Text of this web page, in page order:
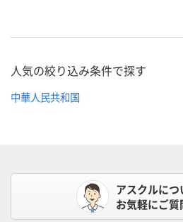
人気の絞り込み条件で探す
中華人民共和国
アスクルにつ
お気軽にご質